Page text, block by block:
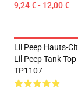
9,24 € - 12,00 €
Lil Peep Hauts-
Lil Peep Tank Top
TP1107